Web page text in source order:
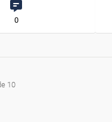
0
10